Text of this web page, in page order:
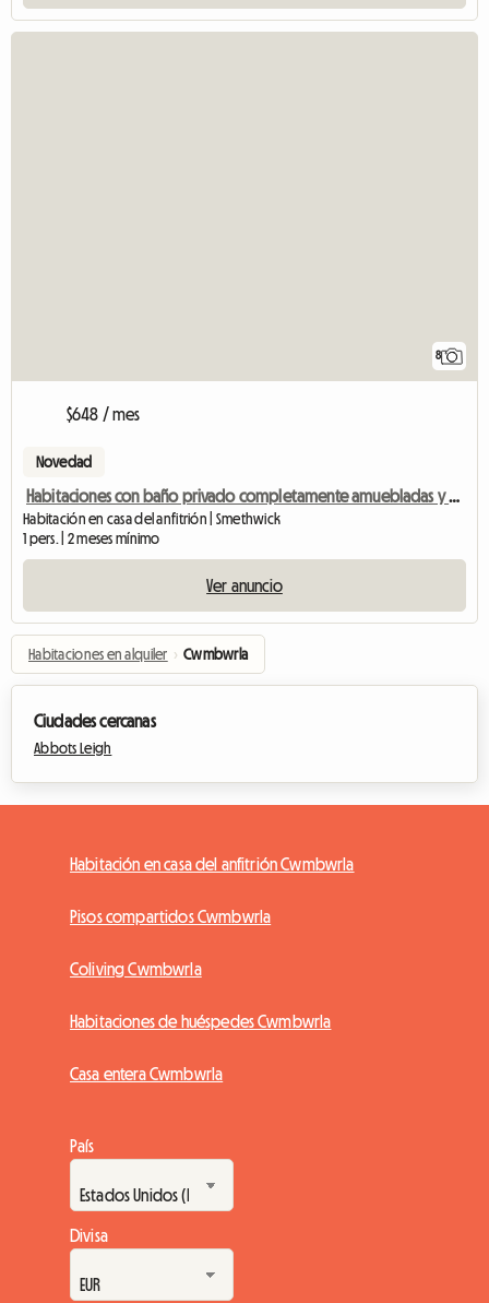
8
$648 / mes
Novedad
Habitaciones con baño privado completamente amuebladas y decoradas cerca de Birmingham
Habitación en casa del anfitrión | Smethwick
1 pers. | 2 meses mínimo
Ver anuncio
Habitaciones en alquiler › Cwmbwrla
Ciudades cercanas
Abbots Leigh
Habitación en casa del anfitrión Cwmbwrla
Pisos compartidos Cwmbwrla
Coliving Cwmbwrla
Habitaciones de huéspedes Cwmbwrla
Casa entera Cwmbwrla
País
Divisa